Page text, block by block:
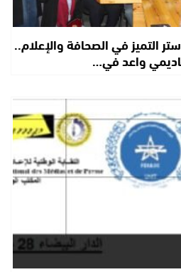
التميز في الصحافة والإعلام..
واعد في…